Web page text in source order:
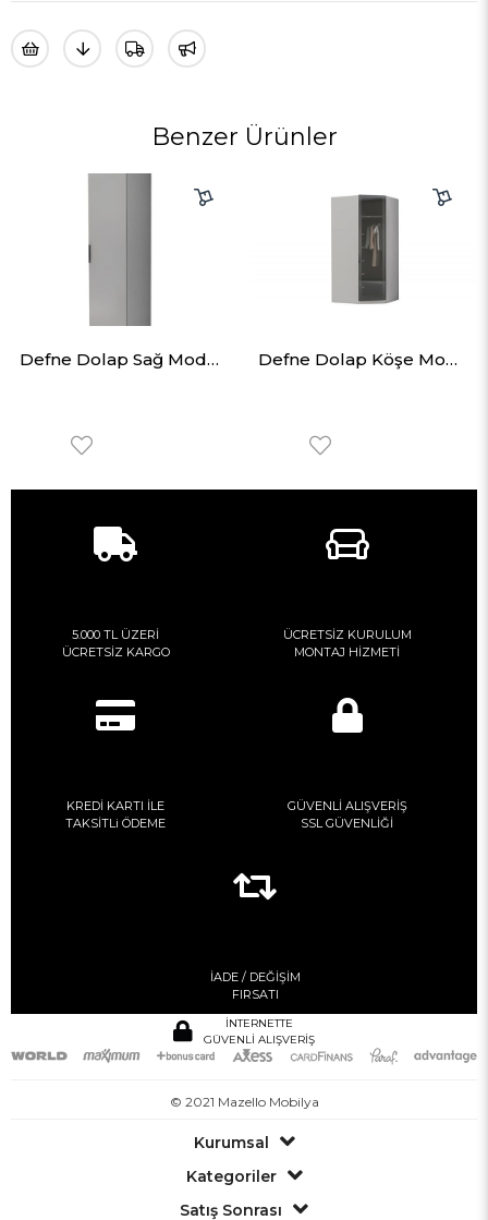
Benzer Ürünler
Defne Dolap Sağ Modül 50cm Defne Dolap Köşe Modül
5.000 TL ÜZERİ
ÜCRETSİZ KARGO
ÜCRETSİZ KURULUM
MONTAJ HİZMETİ
KREDİ KARTI İLE
TAKSİTLi ÖDEME
GÜVENLİ ALIŞVERİŞ
SSL GÜVENLİĞİ
İADE / DEĞİŞİM
FIRSATI
İNTERNETTE
GÜVENLİ ALIŞVERİŞ
© 2021 Mazello Mobilya
Kurumsal
Kategoriler
Satış Sonrası